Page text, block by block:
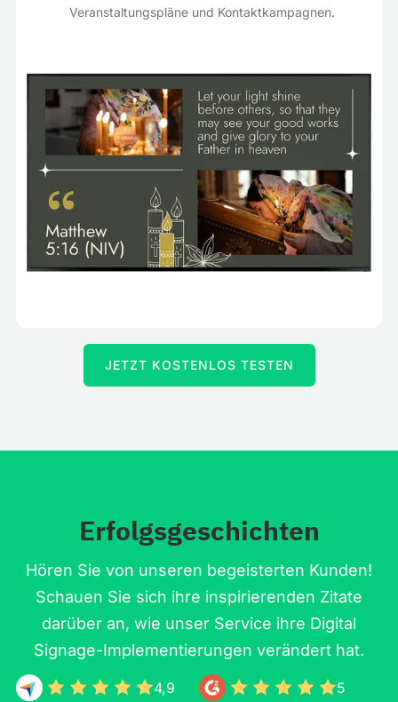
Veranstaltungspläne und Kontaktkampagnen.
JETZT KOSTENLOS TESTEN
Erfolgsgeschichten
Hören Sie von unseren begeisterten Kunden!
Schauen Sie sich ihre inspirierenden Zitate
darüber an, wie unser Service ihre Digital
Signage-Implementierungen verändert hat.
4,9 5